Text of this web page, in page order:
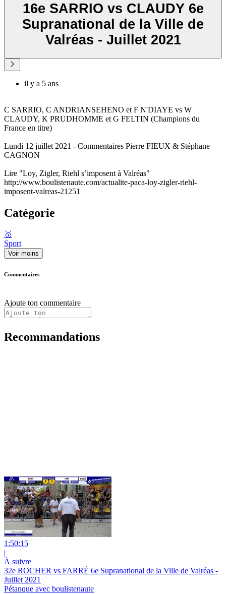
16e SARRIO vs CLAUDY 6e
Supranational de la Ville de
Valréas - Juillet 2021
il y a 5 ans
C SARRIO, C ANDRIANSEHENO et F N'DIAYE vs W
CLAUDY, K PRUDHOMME et G FELTIN (Champions du
France en titre)
Lundi 12 juillet 2021 - Commentaires Pierre FIEUX & Stéphane
CAGNON
Lire "Loy, Zigler, Riehl s’imposent à Valréas"
http://www.boulistenaute.com/actualite-paca-loy-zigler-riehl-
imposent-valreas-21251
Catégorie
🥇
Sport
Voir moins
Commentaires
Ajoute ton commentaire
Recommandations
1:50:15
|
À suivre
32e ROCHER vs FARRÉ 6e Supranational de la Ville de Valréas -
Juillet 2021
Pétanque avec boulistenaute